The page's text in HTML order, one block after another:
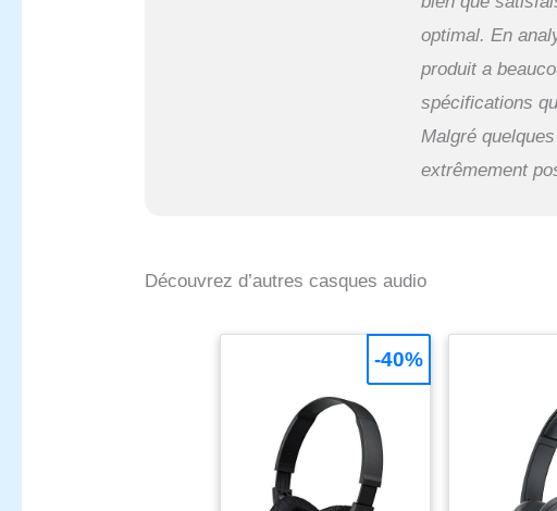
optimal. En
produit a
spécifications
Malgré
extrêmement
Découvrez d’autres casques audio
-40%